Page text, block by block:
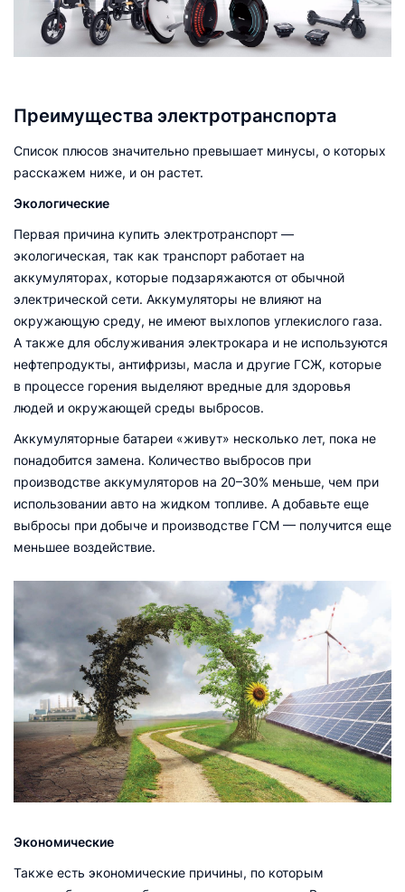
Преимущества электротранспорта
Список плюсов значительно превышает минусы, о которых
расскажем ниже, и он растет.
Экологические
Первая причина купить электротранспорт —
экологическая, так как транспорт работает на
аккумуляторах, которые подзаряжаются от обычной
электрической сети. Аккумуляторы не влияют на
окружающую среду, не имеют выхлопов углекислого газа.
А также для обслуживания электрокара и не используются
нефтепродукты, антифризы, масла и другие ГСЖ, которые
в процессе горения выделяют вредные для здоровья
людей и окружающей среды выбросов.
Аккумуляторные батареи «живут» несколько лет, пока не
понадобится замена. Количество выбросов при
производстве аккумуляторов на 20–30% меньше, чем при
использовании авто на жидком топливе. А добавьте еще
выбросы при добыче и производстве ГСМ — получится еще
меньшее воздействие.
Экономические
Также есть экономические причины, по которым